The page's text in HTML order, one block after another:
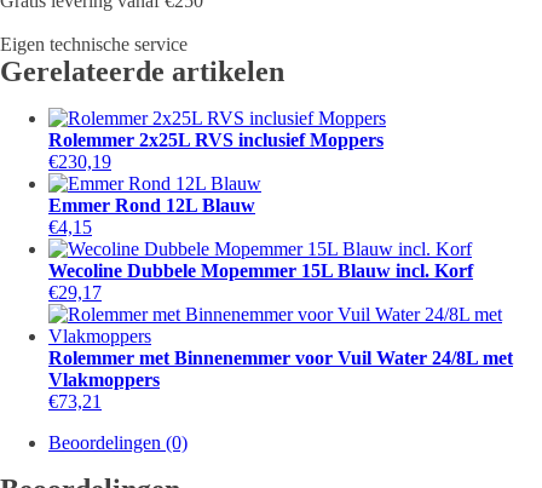
-
Op
=
aantal
Eigen technische service
Gerelateerde artikelen
Rolemmer 2x25L RVS inclusief Moppers
€230,19
Emmer Rond 12L Blauw
€4,15
Wecoline Dubbele Mopemmer 15L Blauw incl. Korf
€29,17
Rolemmer met Binnenemmer voor Vuil Water 24/8L met
Vlakmoppers
€73,21
Beoordelingen (0)